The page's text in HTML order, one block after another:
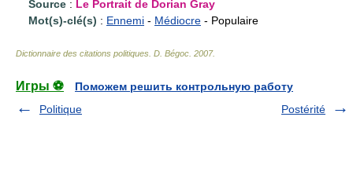
Source : Le Portrait de Dorian Gray
Mot(s)-clé(s) : Ennemi - Médiocre - Populaire
Dictionnaire des citations politiques D. Bégoc 2007.
Игры ⚽
Поможем решить контрольную работу
Politique
Postérité